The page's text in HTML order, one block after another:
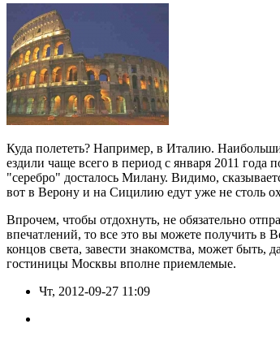
Куда полететь? Например, в Италию.
ездили чаще всего в период с января 2011 года
"серебро" досталось Милану. Видимо,
вот в Верону и на Сицилию едут уже не столь
Впрочем, чтобы отдохнуть, не обязательно
впечатлений, то все это вы можете получить в
концов света, завести знакомства, может
гостиницы Москвы вполне приемлемые.
Чт, 2012-09-27 11:09